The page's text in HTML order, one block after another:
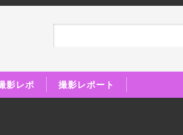
影レポ 撮影レポート